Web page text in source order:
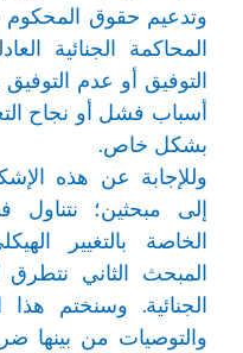
وتدعيم حقوق
المحاكمة الجنائية
التوفيق أو عدم
أسباب فشل أو نجاح
بشكل خاص.
وللإجابة عن هذه
إلى مبحثين؛ نتناول
الخاصة بالتغيير
المبحث الثاني نتطرق
الجنائية. وسنختم
والتوصيات من بينها